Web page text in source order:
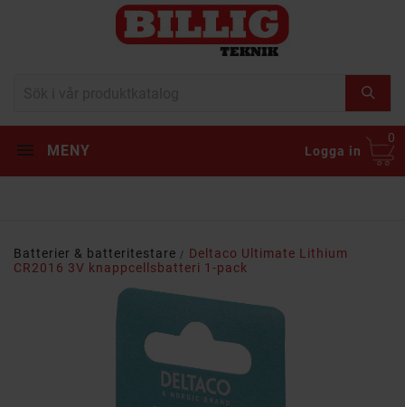
MENY Logga in
0
Batterier & batteritestare
Deltaco Ultimate Lithium
CR2016 3V knappcellsbatteri 1-pack